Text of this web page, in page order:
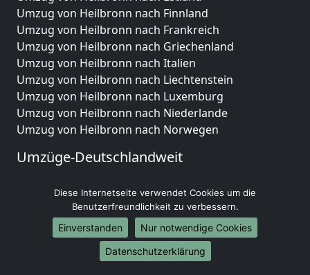
Umzug von Heilbronn nach Finnland
Umzug von Heilbronn nach Frankreich
Umzug von Heilbronn nach Griechenland
Umzug von Heilbronn nach Italien
Umzug von Heilbronn nach Liechtenstein
Umzug von Heilbronn nach Luxemburg
Umzug von Heilbronn nach Niederlande
Umzug von Heilbronn nach Norwegen
Umzüge-Deutschlandweit
Umzug von Heilbronn nach Hamburg
Umzug von Heilbronn nach München
Umzug von Heilbronn nach Köln
Umzug von Heilbronn nach Frankfurt am Main
Umzug von Heilbronn nach Stuttgart
Diese Internetseite verwendet Cookies um die
Benutzerfreundlichkeit zu verbessern.
Einverstanden
Nur notwendige Cookies
Datenschutzerklärung